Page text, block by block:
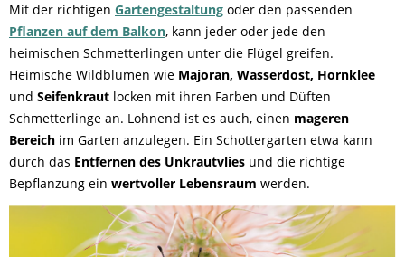
Mit der richtigen Gartengestaltung oder den passenden
Pflanzen auf dem Balkon, kann jeder oder jede den
heimischen Schmetterlingen unter die Flügel greifen.
Heimische Wildblumen wie Majoran, Wasserdost, Hornklee
und Seifenkraut locken mit ihren Farben und Düften
Schmetterlinge an. Lohnend ist es auch, einen mageren
Bereich im Garten anzulegen. Ein Schottergarten etwa kann
durch das Entfernen des Unkrautvlies und die richtige
Bepflanzung ein wertvoller Lebensraum werden.